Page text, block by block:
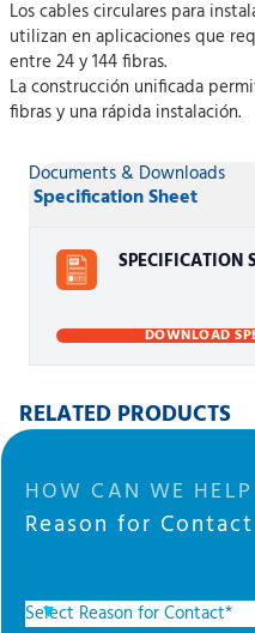
Los cables circulares para
utilizan en aplicaciones que
entre 24 y 144 fibras.
La construcción unificada
fibras y una rápida instalación.
Documents & Downloads
Specification Sheet
SPECIFICATION
DOWNLOAD
RELATED PRODUCTS
HOW CAN WE
Reason for Contact